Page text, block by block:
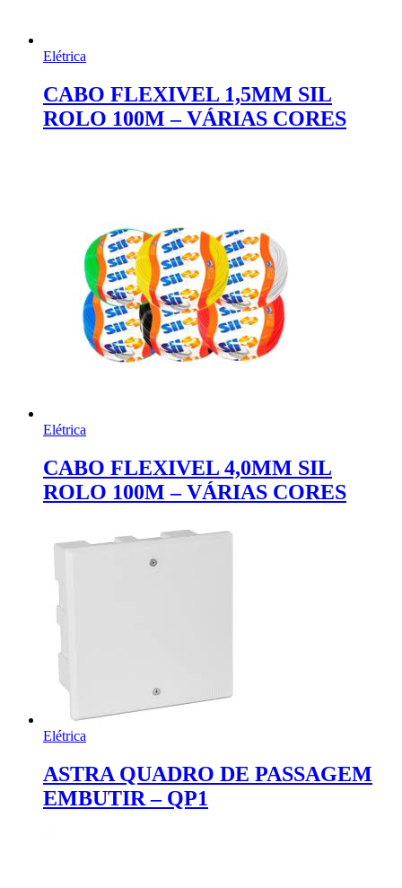
Elétrica
CABO FLEXIVEL 1,5MM SIL
ROLO 100M – VÁRIAS CORES
Elétrica
CABO FLEXIVEL 4,0MM SIL
ROLO 100M – VÁRIAS CORES
Elétrica
ASTRA QUADRO DE PASSAGEM
EMBUTIR – QP1